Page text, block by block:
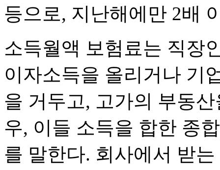
등으로, 지난해에만 2배
소득월액 보험료는 직장
이자소득을 올리거나 기
을 거두고, 고가의 부동
우, 이들 소득을 합한 종
를 말한다. 회사에서 받